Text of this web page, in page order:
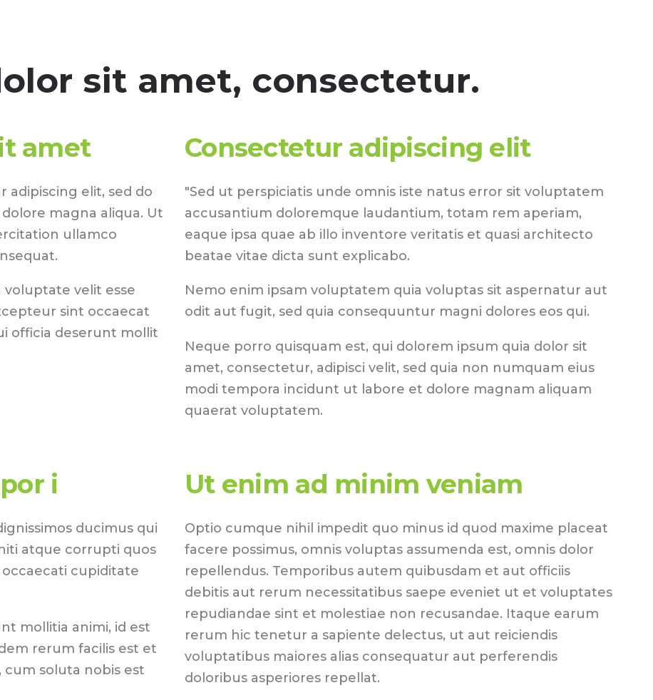
sit amet, consectetur.
amet
adipiscing elit, sed do
magna aliqua. Ut
ullamco
velit esse
sint occaecat
officia deserunt mollit
Consectetur adipiscing elit
"Sed ut perspiciatis unde omnis iste natus error sit voluptatem
accusantium doloremque laudantium, totam rem aperiam,
eaque ipsa quae ab illo inventore veritatis et quasi architecto
beatae vitae dicta sunt explicabo.
Nemo enim ipsam voluptatem quia voluptas sit aspernatur aut
odit aut fugit, sed quia consequuntur magni dolores eos qui.
Neque porro quisquam est, qui dolorem ipsum quia dolor sit
amet, consectetur, adipisci velit, sed quia non numquam eius
modi tempora incidunt ut labore et dolore magnam aliquam
quaerat voluptatem.
i
ducimus qui
atque corrupti quos
cupiditate
mollitia animi, id est
rerum facilis est et
soluta nobis est
Ut enim ad minim veniam
Optio cumque nihil impedit quo minus id quod maxime placeat
facere possimus, omnis voluptas assumenda est, omnis dolor
repellendus. Temporibus autem quibusdam et aut officiis
debitis aut rerum necessitatibus saepe eveniet ut et voluptates
repudiandae sint et molestiae non recusandae. Itaque earum
rerum hic tenetur a sapiente delectus, ut aut reiciendis
voluptatibus maiores alias consequatur aut perferendis
doloribus asperiores repellat.